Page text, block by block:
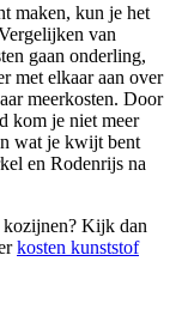
maken, kun je het
van
gaan onderling,
met elkaar aan over
meerkosten. Door
kom je niet meer
wat je kwijt bent
en Rodenrijs na
kozijnen? Kijk dan
kosten kunststof